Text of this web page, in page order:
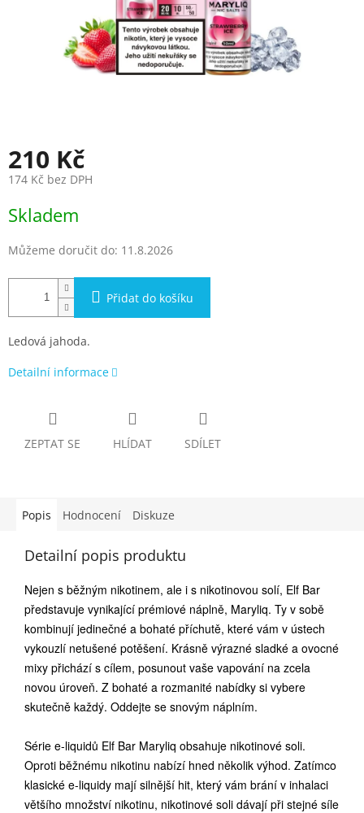
210 Kč
174 Kč bez DPH
cena:
Skladem
Můžeme doručit do: 11.8.2026
Přidat do košíku
Ledová jahoda.
Detailní informace
ZEPTAT SE HLÍDAT SDÍLET
Popis Hodnocení Diskuze
Detailní popis produktu
Nejen s běžným nikotinem, ale i s nikotinovou solí, Elf Bar
představuje vynikající prémiové náplně, Maryliq. Ty v sobě
kombinují jedinečné a bohaté příchutě, které vám v ústech
vykouzlí netušené potěšení. Krásně výrazné sladké a ovocné
mixy přichází s cílem, posunout vaše vapování na zcela
novou úroveň. Z bohaté a rozmanité nabídky si vybere
skutečně každý. Oddejte se snovým náplním.
Série e-liquidů Elf Bar Maryliq obsahuje nikotinové soli.
Oproti běžnému nikotinu nabízí hned několik výhod. Zatímco
klasické e-liquidy mají silnější hit, který vám brání v inhalaci
většího množství nikotinu, nikotinové soli dávají při stejné síle